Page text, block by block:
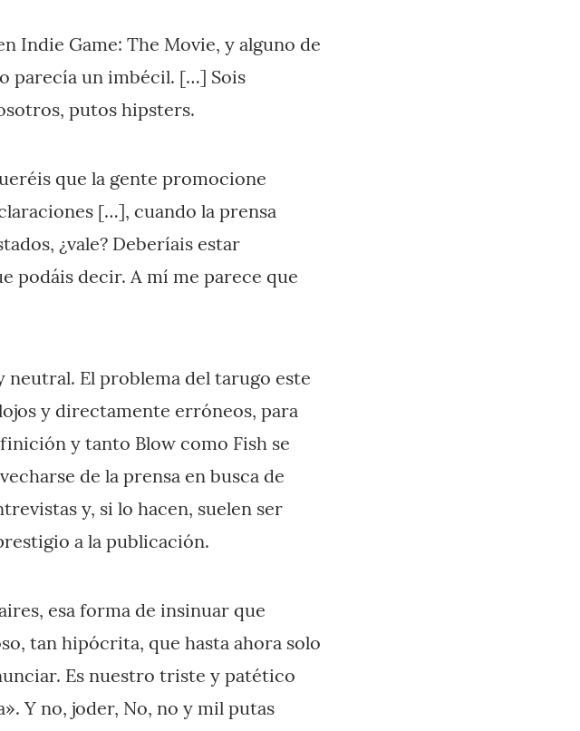
Indie Game: The Movie, y alguno de
parecía un imbécil. […] Sois
putos hipsters.
que la gente promocione
[…], cuando la prensa
¿vale? Deberíais estar
podáis decir. A mí me parece que
neutral. El problema del tarugo este
y directamente erróneos, para
y tanto Blow como Fish se
de la prensa en busca de
y, si lo hacen, suelen ser
a la publicación.
esa forma de insinuar que
tan hipócrita, que hasta ahora solo
Es nuestro triste y patético
Y no, joder, No, no y mil putas